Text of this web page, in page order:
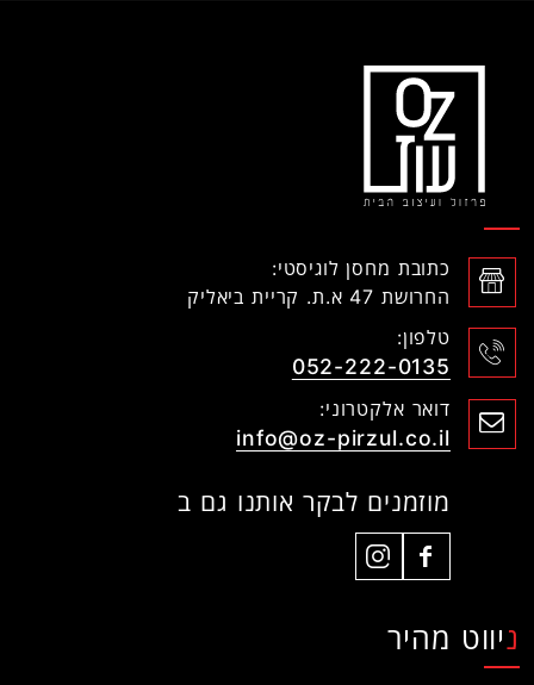
כתובת מחסן לוגיסטי:
החרושת 47 א.ת. קריית ביאליק
טלפון:
052-222-0135
דואר אלקטרוני:
info@oz-pirzul.co.il
מוזמנים לבקר אותנו גם ב
ניווט מהיר